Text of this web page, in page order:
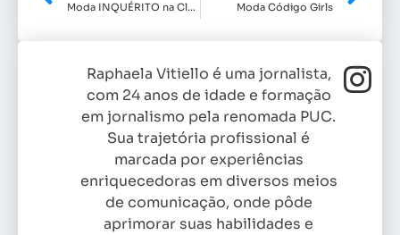
Moda INQUÉRITO na Clary- Parte II Moda Código Girls
Raphaela Vitiello é uma jornalista,
com 24 anos de idade e formação
em jornalismo pela renomada PUC.
Sua trajetória profissional é
marcada por experiências
enriquecedoras em diversos meios
de comunicação, onde pôde
aprimorar suas habilidades e